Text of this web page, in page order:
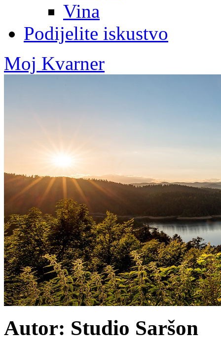
Vina
Podijelite iskustvo
Moj Kvarner
Autor: Studio Saršon